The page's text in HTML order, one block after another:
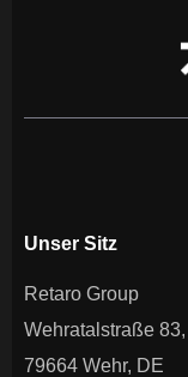
Unser Sitz
Retaro Group
Wehratalstraße 83,
79664 Wehr, DE